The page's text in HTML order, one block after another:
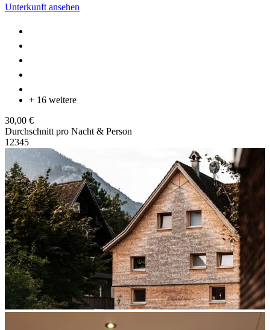
Unterkunft ansehen
+ 16 weitere
30,00 €
Durchschnitt pro Nacht & Person
1 2345